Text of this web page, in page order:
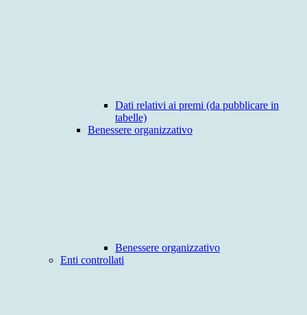
Dati relativi ai premi (da pubblicare in
tabelle)
Benessere organizzativo
Benessere organizzativo
Enti controllati